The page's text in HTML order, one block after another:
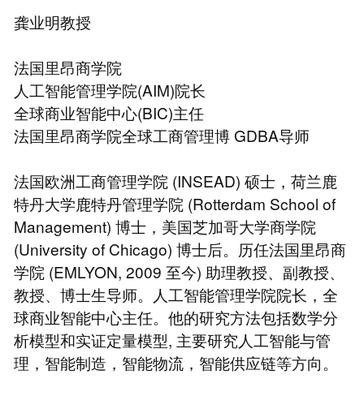
龚业明教授
法国里昂商学院
人工智能管理学院(AIM)院长
全球商业智能中心(BIC)主任
法国里昂商学院全球工商管理博 GDBA导师
法国欧洲工商管理学院 (INSEAD) 硕士，荷兰鹿
特丹大学鹿特丹管理学院 (Rotterdam School of
Management) 博士，美国芝加哥大学商学院
(University of Chicago) 博士后。历任法国里昂商
学院 (EMLYON, 2009 至今) 助理教授、副教授、
教授、博士生导师。人工智能管理学院院长，全
球商业智能中心主任。他的研究方法包括数学分
析模型和实证定量模型, 主要研究人工智能与管
理，智能制造，智能物流，智能供应链等方向。